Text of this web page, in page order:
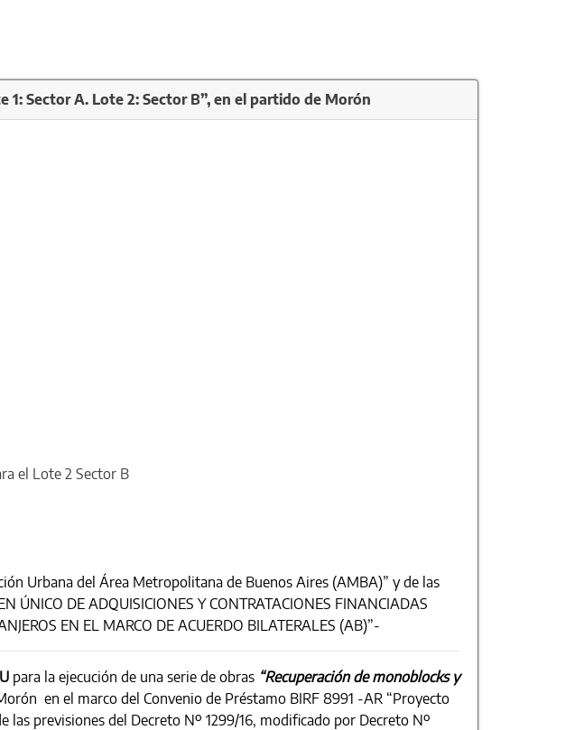
Sector A. Lote 2: Sector B”, en el partido de Morón
el Lote 2 Sector B
Urbana del Área Metropolitana de Buenos Aires (AMBA)” y de las
DE ADQUISICIONES Y CONTRATACIONES FINANCIADAS
EN EL MARCO DE ACUERDO BILATERALES (AB)”-
para la ejecución de una serie de obras “Recuperación de monoblocks y
en el marco del Convenio de Préstamo BIRF 8991 -AR “Proyecto
previsiones del Decreto Nº 1299/16, modificado por Decreto Nº